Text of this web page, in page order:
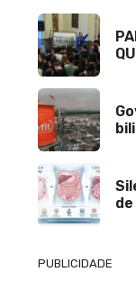
PUBLICIDADE